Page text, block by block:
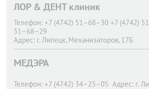
ЛОР & ДЕНТ клиник
Телефон: +7 (4742) 51–68–30 +7 (4742)
51–68–29
Адрес: г. Липецк, Механизаторов, 17Б
МЕДЭРА
Телефон: +7 (4742) 34–25–05 Адрес: г.